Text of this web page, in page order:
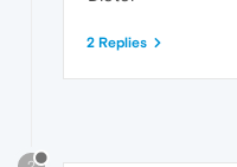
2 Replies